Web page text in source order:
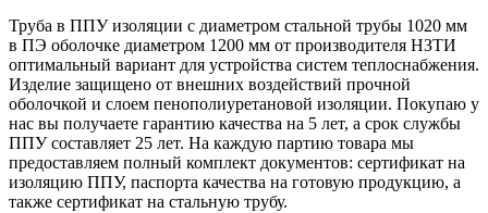
Труба в ППУ изоляции с диаметром стальной трубы 1020 мм
в ПЭ оболочке диаметром 1200 мм от производителя НЗТИ
оптимальный вариант для устройства систем теплоснабжения.
Изделие защищено от внешних воздействий прочной
оболочкой и слоем пенополиуретановой изоляции. Покупаю у
нас вы получаете гарантию качества на 5 лет, а срок службы
ППУ составляет 25 лет. На каждую партию товара мы
предоставляем полный комплект документов: сертификат на
изоляцию ППУ, паспорта качества на готовую продукцию, а
также сертификат на стальную трубу.